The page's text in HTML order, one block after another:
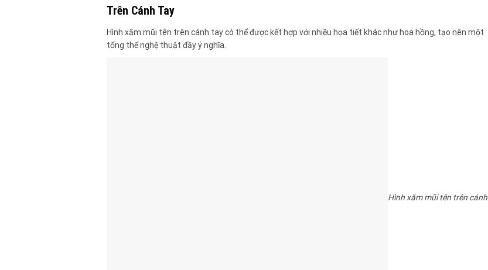
Trên Cánh Tay
Hình xăm mũi tên trên cánh tay có thể được kết hợp với nhiều họa tiết khác như hoa hồng, tạo nên một
tổng thể nghệ thuật đầy ý nghĩa.
Hình xăm mũi tên trên cánh